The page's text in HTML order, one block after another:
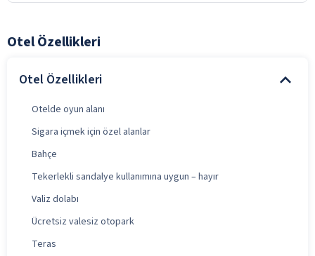
Otel Özellikleri
Otel Özellikleri
Otelde oyun alanı
Sigara içmek için özel alanlar
Bahçe
Tekerlekli sandalye kullanımına uygun – hayır
Valiz dolabı
Ücretsiz valesiz otopark
Teras